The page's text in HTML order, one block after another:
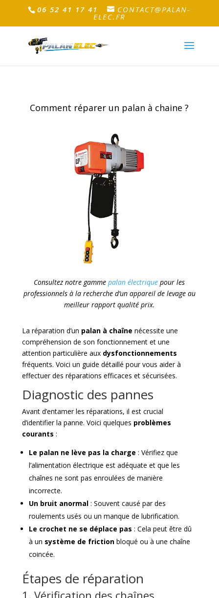
06 52 41 17 41 CONTACT@PALAN-
ELEC.FR
Comment réparer un palan à chaine ?
Consultez notre gammepalan électrique pour les
professionnels à la recherche d’un appareil de levage au
meilleur rapport qualité prix.
La réparation d’un palan à chaîne nécessite une
compréhension de son fonctionnement et une
attention particulière aux dysfonctionnements
fréquents. Voici un guide détaillé pour vous aider à
effectuer des réparations efficaces et sécurisées.
Diagnostic des pannes
Avant d’entamer les réparations, il est crucial
d’identifier la panne. Voici quelques problèmes
courants :
Le palan ne lève pas la charge : Vérifiez que
l’alimentation électrique est adéquate et que les
chaînes ne sont pas enroulées de manière
incorrecte.
Un bruit anormal: Souvent causé par des
roulements usés ou un manque de lubrification.
Le crochet ne se déplace pas : Cela peut être dû
à un système de frictionbloqué ou à une chaîne
coincée.
Étapes de réparation
1. Vérification des chaînes